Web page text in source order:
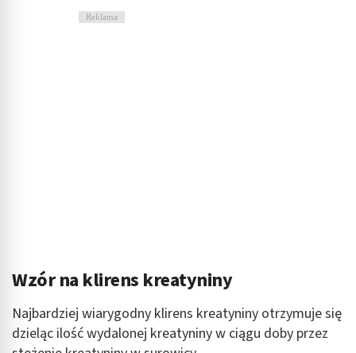
Reklama
Wzór na klirens kreatyniny
Najbardziej wiarygodny klirens kreatyniny otrzymuje się
dzieląc ilość wydalonej kreatyniny w ciągu doby przez